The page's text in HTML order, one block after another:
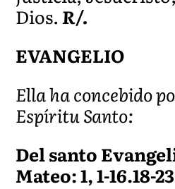
Dios.R/.
EVANGELIO
Ella ha concebido
Espíritu Santo:
Del santo
Mateo: 1, 1-16.18-23